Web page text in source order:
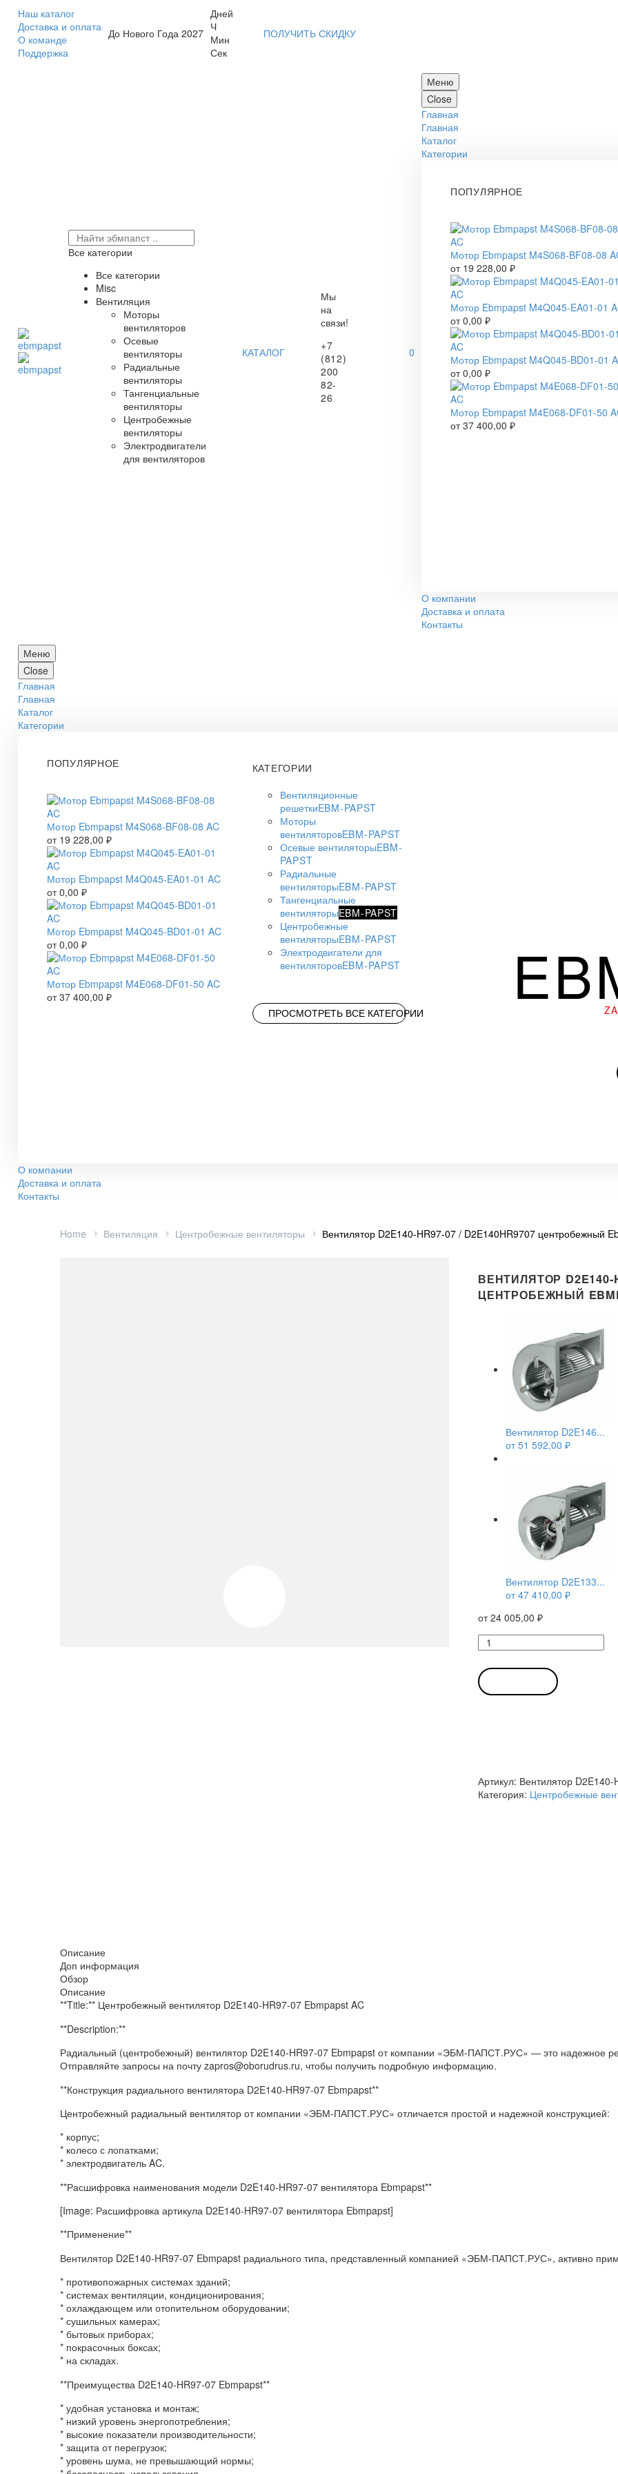
Наш каталог
Доставка и оплата
О команде
Поддержка
До Нового Года 2027
Дней
Ч
Мин
Сек
ПОЛУЧИТЬ СКИДКУ
Все категории
Все категории
Misc
Вентиляция
Моторы
вентиляторов
Осевые
вентиляторы
Радиальные
вентиляторы
Тангенциальные
вентиляторы
Центробежные
вентиляторы
Электродвигатели
для вентиляторов
КАТАЛОГ
Мы
на
связи!
+7
(812)
200
82-
26
0
Меню
Close
Главная
Главная
Каталог
Категории
ПОПУЛЯРНОЕ
Мотор Ebmpapst M4S068-BF08-08
от 19 228,00 ₽
Мотор Ebmpapst M4Q045-EA01-01
от0,00 ₽
Мотор Ebmpapst M4Q045-BD01-01
от0,00 ₽
Мотор Ebmpapst M4E068-DF01-50
от37 400,00 ₽
О компании
Доставка и оплата
Контакты
Меню
Close
Главная
Главная
Каталог
Категории
ПОПУЛЯРНОЕ
Мотор Ebmpapst M4S068-BF08-08 AC
от 19 228,00 ₽
Мотор Ebmpapst M4Q045-EA01-01 AC
от0,00 ₽
Мотор Ebmpapst M4Q045-BD01-01 AC
от0,00 ₽
Мотор Ebmpapst M4E068-DF01-50 AC
от37 400,00 ₽
КАТЕГОРИИ
Вентиляционные
решеткиEBM-PAPST
Моторы
вентиляторовEBM-PAPST
Осевые вентиляторыEBM-
PAPST
Радиальные
вентиляторыEBM-PAPST
Тангенциальные
вентиляторыEBM-PAPST
Центробежные
вентиляторыEBM-PAPST
Электродвигатели для
вентиляторовEBM-PAPST
ПРОСМОТРЕТЬ ВСЕ КАТЕГОРИИ
О компании
Доставка и оплата
Контакты
Home Вентиляция Центробежные вентиляторы Вентилятор D2E140-HR97-07 / D2E140HR9707 центробежный
ВЕНТИЛЯТОР D2E140-
ЦЕНТРОБЕЖНЫЙ
Вентилятор D2E146...
от51 592,00 ₽
Вентилятор D2E133...
от47 410,00 ₽
от24 005,00 ₽
Количество
товара
Вентилятор
D2E140-
HR97-
Артикул: Вентилятор
Категория: Центробежные
Описание
Доп информация
Обзор
Описание
**Title:** Центробежный вентилятор D2E140-HR97-07 Ebmpapst AC
**Description:**
Радиальный (центробежный) вентилятор D2E140-HR97-07 Ebmpapst от компании «ЭБМ-ПАПСТ.РУС» — это надежное
Отправляйте запросы на почту zapros@oborudrus.ru, чтобы получить подробную информацию.
**Конструкция радиального вентилятора D2E140-HR97-07 Ebmpapst**
Центробежный радиальный вентилятор от компании «ЭБМ-ПАПСТ.РУС» отличается простой и надежной конструкцией:
* корпус;
* колесо с лопатками;
* электродвигатель AC.
**Расшифровка наименования модели D2E140-HR97-07 вентилятора Ebmpapst**
[Image: Расшифровка артикула D2E140-HR97-07 вентилятора Ebmpapst]
**Применение**
Вентилятор D2E140-HR97-07 Ebmpapst радиального типа, представленный компанией «ЭБМ-ПАПСТ.РУС», активно
* противопожарных системах зданий;
* системах вентиляции, кондиционирования;
* охлаждающем или отопительном оборудовании;
* сушильных камерах;
* бытовых приборах;
* покрасочных боксах;
* на складах.
**Преимущества D2E140-HR97-07 Ebmpapst**
* удобная установка и монтаж;
* низкий уровень энергопотребления;
* высокие показатели производительности;
* защита от перегрузок;
* уровень шума, не превышающий нормы;